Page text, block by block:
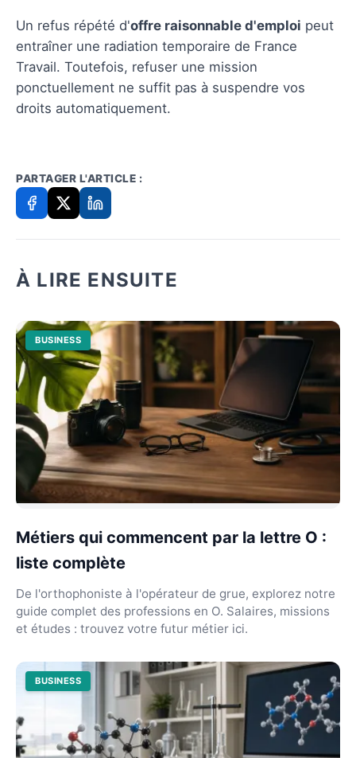
Un refus répété d'offre raisonnable d'emploi peut
entraîner une radiation temporaire de France
Travail. Toutefois, refuser une mission
ponctuellement ne suffit pas à suspendre vos
droits automatiquement.
PARTAGER L'ARTICLE :
À LIRE ENSUITE
BUSINESS
Métiers qui commencent par la lettre O :
liste complète
De l'orthophoniste à l'opérateur de grue, explorez notre
guide complet des professions en O. Salaires, missions
et études : trouvez votre futur métier ici.
BUSINESS